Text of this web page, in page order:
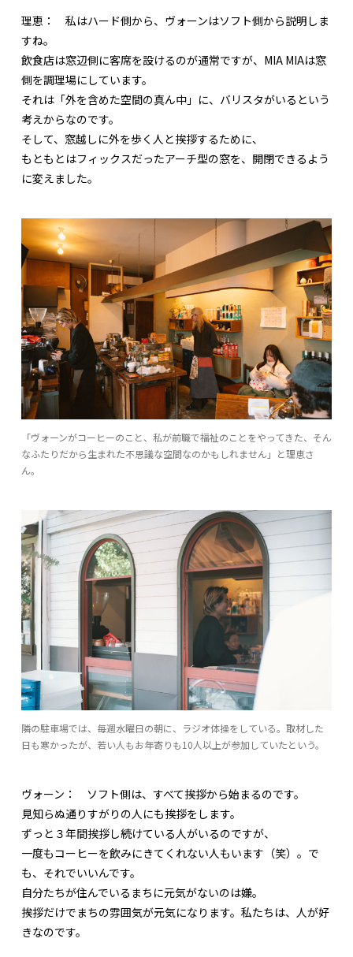
理恵： 私はハード側から、ヴォーンはソフト側から説明しま
すね。
飲食店は窓辺側に客席を設けるのが通常ですが、MIA MIAは窓
側を調理場にしています。
それは「外を含めた空間の真ん中」に、バリスタがいるという
考えからなのです。
そして、窓越しに外を歩く人と挨拶するために、
もともとはフィックスだったアーチ型の窓を、開閉できるよう
に変えました。
「ヴォーンがコーヒーのこと、私が前職で福祉のことをやってきた、そん
なふたりだから生まれた不思議な空間なのかもしれません」と理恵さ
ん。
隣の駐車場では、毎週水曜日の朝に、ラジオ体操をしている。取材した
日も寒かったが、若い人もお年寄りも10人以上が参加していたという。
ヴォーン： ソフト側は、すべて挨拶から始まるのです。
見知らぬ通りすがりの人にも挨拶をします。
ずっと３年間挨拶し続けている人がいるのですが、
一度もコーヒーを飲みにきてくれない人もいます（笑）。で
も、それでいいんです。
自分たちが住んでいるまちに元気がないのは嫌。
挨拶だけでまちの雰囲気が元気になります。私たちは、人が好
きなのです。